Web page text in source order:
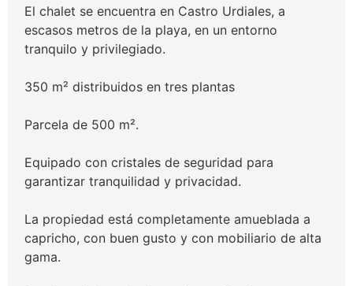
El chalet se encuentra en Castro Urdiales, a
escasos metros de la playa, en un entorno
tranquilo y privilegiado.
350 m² distribuidos en tres plantas
Parcela de 500 m².
Equipado con cristales de seguridad para
garantizar tranquilidad y privacidad.
La propiedad está completamente amueblada a
capricho, con buen gusto y con mobiliario de alta
gama.